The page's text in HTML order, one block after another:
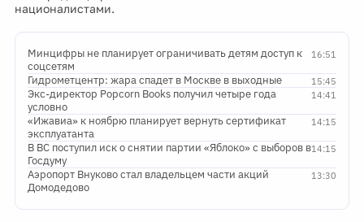
националистами.
16:51
Минцифры не планирует ограничивать детям доступ к
соцсетям
15:45
Гидрометцентр: жара спадет в Москве в выходные
14:41
Экс-директор Popcorn Books получил четыре года
условно
14:15
«Ижавиа» к ноябрю планирует вернуть сертификат
эксплуатанта
14:15
В ВС поступил иск о снятии партии «Яблоко» с выборов в
Госдуму
13:30
Аэропорт Внуково стал владельцем части акций
Домодедово